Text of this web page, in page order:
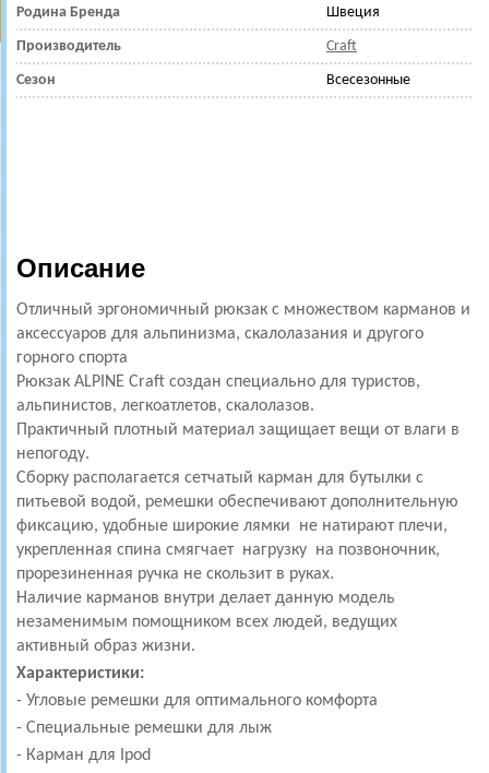
Родина Бренда Швеция
Производитель Craft
Сезон Всесезонные
Описание
Отличный эргономичный рюкзак с множеством карманов и
аксессуаров для альпинизма, скалолазания и другого
горного спорта
Рюкзак ALPINE Craft создан специально для туристов,
альпинистов, легкоатлетов, скалолазов.
Практичный плотный материал защищает вещи от влаги в
непогоду.
Сборку располагается сетчатый карман для бутылки с
питьевой водой, ремешки обеспечивают дополнительную
фиксацию, удобные широкие лямки не натирают плечи,
укрепленная спина смягчает нагрузку на позвоночник,
прорезиненная ручка не скользит в руках.
Наличие карманов внутри делает данную модель
незаменимым помощником всех людей, ведущих
активный образ жизни.
Характеристики:
- Угловые ремешки для оптимального комфорта
- Специальные ремешки для лыж
- Карман для Ipod